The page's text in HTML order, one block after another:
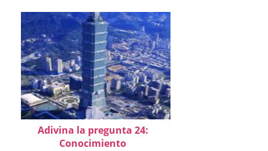
Adivina la pregunta 24:
Conocimiento